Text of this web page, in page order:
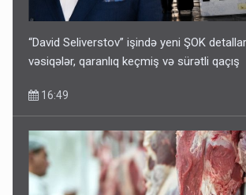
Hikmət Hacıyev
“David Seliverstov” işində yeni ŞOK
vəsiqələr, qaranlıq keçmiş və sürətli qaçış
16:49